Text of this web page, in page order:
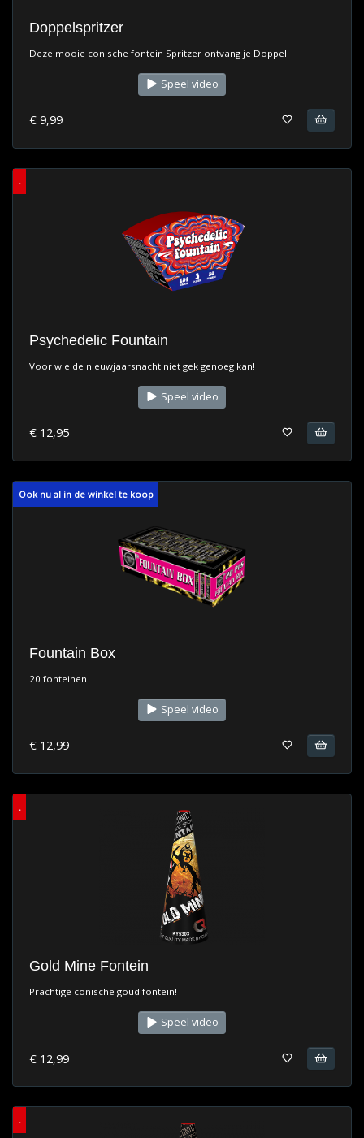
Doppelspritzer
Deze mooie conische fontein Spritzer ontvang je Doppel!
Speel video
€ 9,99
.
Psychedelic Fountain
Voor wie de nieuwjaarsnacht niet gek genoeg kan!
Speel video
€ 12,95
Ook nu al in de winkel te koop
Fountain Box
20 fonteinen
Speel video
€ 12,99
.
Gold Mine Fontein
Prachtige conische goud fontein!
Speel video
€ 12,99
.